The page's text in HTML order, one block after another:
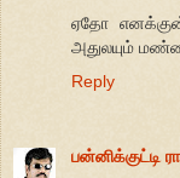
ஏதோ
அதுலயும்
Reply
பன்னிக்குட்டி